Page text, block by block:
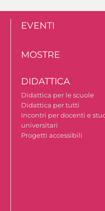
EVENTI
MOSTRE
DIDATTICA
Didattica per le scuole
Didattica per tutti
Incontri per docenti e
universitari
Progetti accessibili